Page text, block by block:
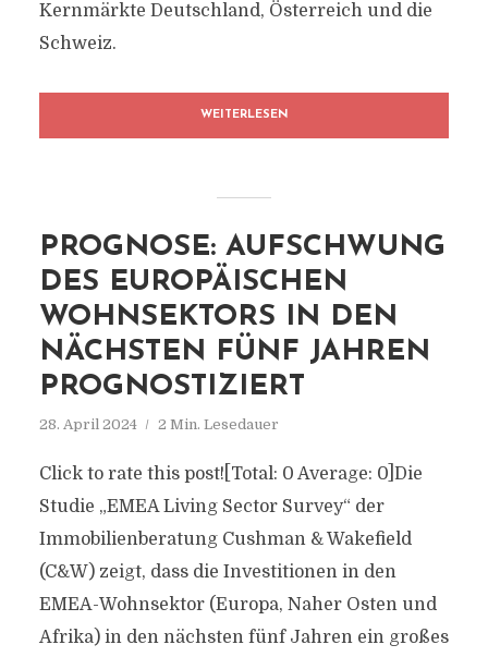
Kernmärkte Deutschland, Österreich und die
Schweiz.
WEITERLESEN
PROGNOSE: AUFSCHWUNG
DES EUROPÄISCHEN
WOHNSEKTORS IN DEN
NÄCHSTEN FÜNF JAHREN
PROGNOSTIZIERT
28. April 2024 2 Min. Lesedauer
Click to rate this post![Total: 0 Average: 0]Die
Studie „EMEA Living Sector Survey“ der
Immobilienberatung Cushman & Wakefield
(C&W) zeigt, dass die Investitionen in den
EMEA-Wohnsektor (Europa, Naher Osten und
Afrika) in den nächsten fünf Jahren ein großes